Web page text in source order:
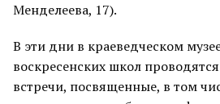
Менделеева, 17).
В эти дни в краеведческом
воскресенских школ
встречи, посвященные, в том